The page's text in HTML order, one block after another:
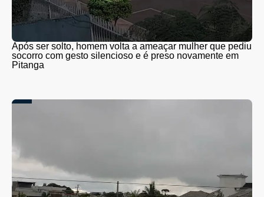
Após ser solto, homem volta a ameaçar mulher que pediu
socorro com gesto silencioso e é preso novamente em
Pitanga